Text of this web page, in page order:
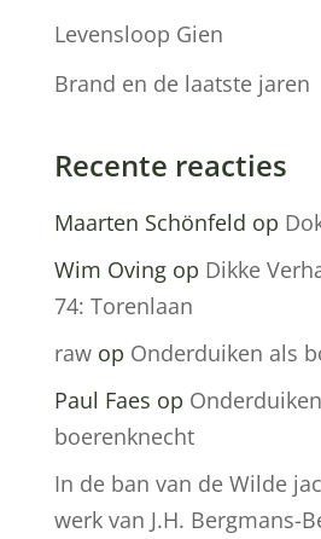
Levensloop Gien
Brand en de laatste jaren
Recente reacties
Maarten Schönfeld op
Wim Ovingop Dikke
74: Torenlaan
rawop Onderduiken als
Paul Faes op
boerenknecht
In de ban van de Wilde
werk van J.H. Bergmans-